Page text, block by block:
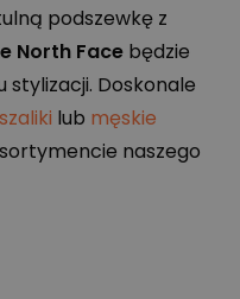
podszewkę z
North Face będzie
Doskonale
lub męskie
naszego